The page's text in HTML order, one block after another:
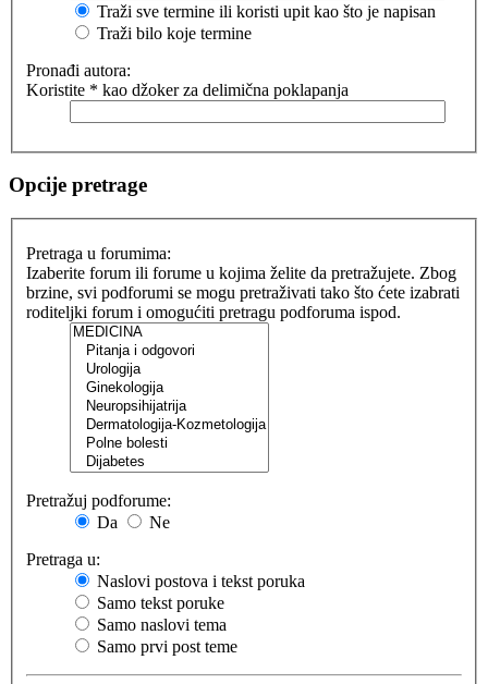
Traži sve termine ili koristi upit kao što je napisan
Traži bilo koje termine
Pronađi autora:
Koristite * kao džoker za delimična poklapanja
Opcije pretrage
Pretraga u forumima:
Izaberite forum ili forume u kojima želite da pretražujete. Zbog
brzine, svi podforumi se mogu pretraživati tako što ćete izabrati
roditeljki forum i omogućiti pretragu podforuma ispod.
Pretražuj podforume:
Da
Ne
Pretraga u:
Naslovi postova i tekst poruka
Samo tekst poruke
Samo naslovi tema
Samo prvi post teme